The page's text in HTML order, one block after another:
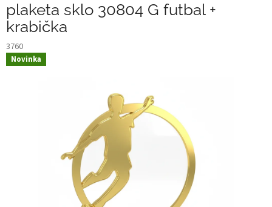
plaketa sklo 30804 G futbal +
krabička
3760
Novinka